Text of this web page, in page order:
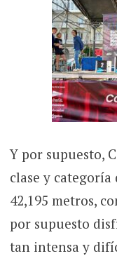
Y por supuesto,
clase y
42,195 metros,
por supuesto
tan intensa y